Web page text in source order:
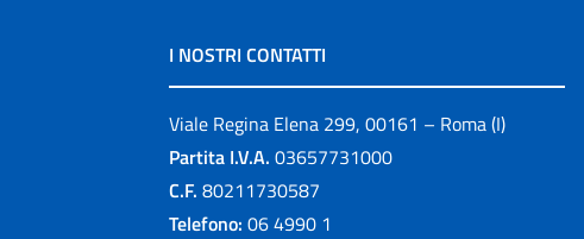
I NOSTRI CONTATTI
Viale Regina Elena 299, 00161 – Roma (I)
Partita I.V.A. 03657731000
C.F. 80211730587
Telefono: 06 4990 1